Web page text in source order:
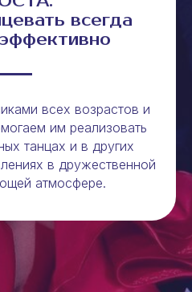
всегда
всех возрастов и
им реализовать
танцах и в других
в дружественной
атмосфере.